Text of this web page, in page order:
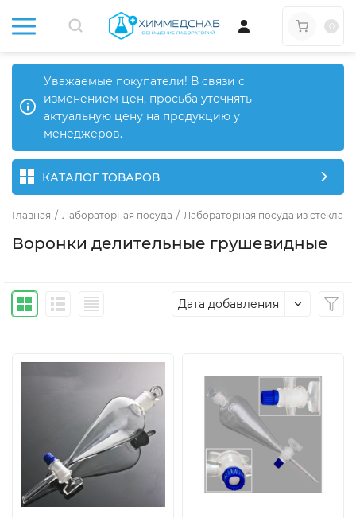
Уважаемые покупатели! В связи с
изменением цен, просьба уточнять
актуальную цену на продукцию у
менеджеров.
КАТАЛОГ ТОВАРОВ
Главная / Лабораторная посуда / Лабораторная посуда из стекла
Воронки делительные грушевидные
Дата добавления